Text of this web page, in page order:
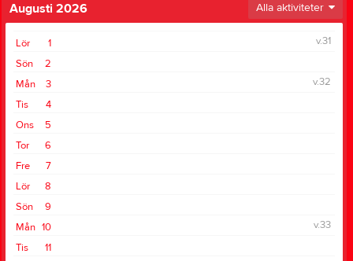
Augusti 2026 Alla aktiviteter
1
Lör
v.31
2
Sön
3
Mån
v.32
4
Tis
5
Ons
6
Tor
7
Fre
8
Lör
9
Sön
10
Mån
v.33
11
Tis